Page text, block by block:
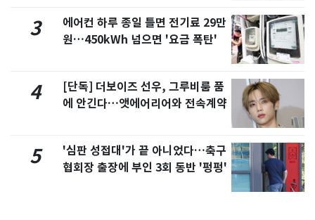
3
에어컨 하루 종일 틀면 전기료 29만
원…450kWh 넘으면 '요금 폭탄'
4
[단독] 더보이즈 선우, 그루비룸 품
에 안긴다…앳에어리어와 전속계약
5
'심판 성접대'가 끝 아니었다…축구
협회장 출장에 부인 3회 동반 '펑펑'